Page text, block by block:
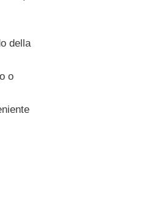
della
o